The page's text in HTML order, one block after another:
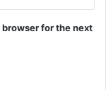
for the next